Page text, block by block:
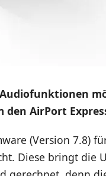
AirPort
(Version 7.8)
Diese bringt die